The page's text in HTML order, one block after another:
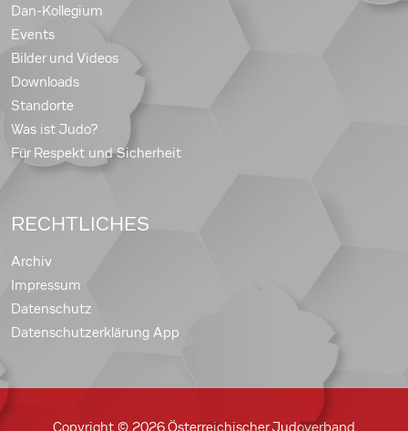
Dan-Kollegium
Events
Bilder und Videos
Downloads
Standorte
Was ist Judo?
Für Respekt und Sicherheit
RECHTLICHES
Archiv
Impressum
Datenschutz
Datenschutzerklärung App
Copyright © 2026 Österreichischer Judoverband